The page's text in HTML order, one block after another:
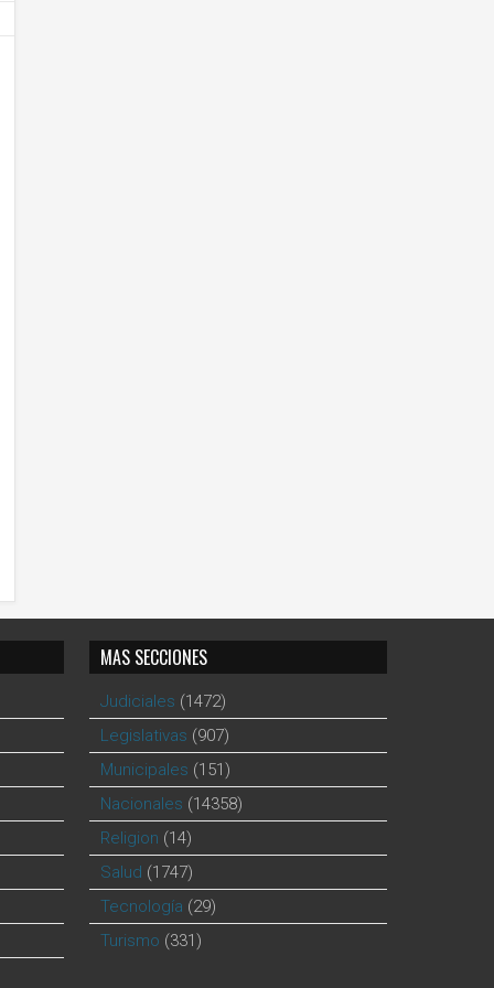
MAS SECCIONES
Judiciales (1472)
Legislativas (907)
Municipales (151)
Nacionales (14358)
Religion (14)
Salud (1747)
Tecnología (29)
Turismo (331)